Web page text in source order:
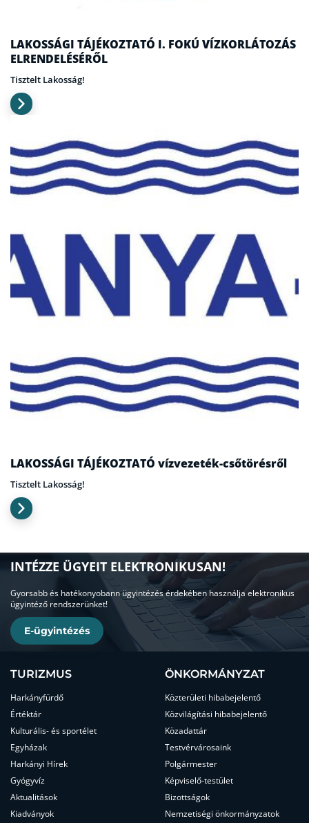
LAKOSSÁGI TÁJÉKOZTATÓ I. FOKÚ VÍZKORLÁTOZÁS
ELRENDELÉSÉRŐL
Tisztelt Lakosság!
LAKOSSÁGI TÁJÉKOZTATÓ vízvezeték-csőtörésről
Tisztelt Lakosság!
INTÉZZE ÜGYEIT ELEKTRONIKUSAN!
Gyorsabb és hatékonyobann ügyintézés érdekében használja elektronikus
ügyintéző rendszerünket!
E-ügyintézés
TURIZMUS
Harkányfürdő
Értéktár
Kulturális- és sportélet
Egyházak
Harkányi Hírek
Gyógyvíz
Aktualitások
Kiadványok
ÖNKORMÁNYZAT
Közterületi hibabejelentő
Közvilágítási hibabejelentő
Közadattár
Testvérvárosaink
Polgármester
Képviselő-testület
Bizottságok
Nemzetiségi önkormányzatok